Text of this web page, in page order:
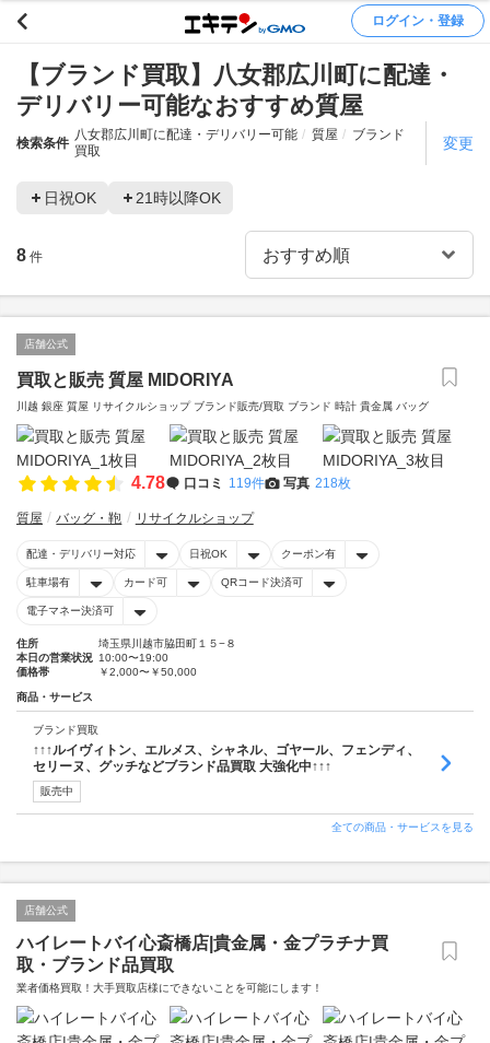
ログイン・登録
【ブランド買取】八女郡広川町に配達・
デリバリー可能なおすすめ質屋
検索条件
八女郡広川町に配達・デリバリー可能 質屋
ブランド
買取
変更
日祝OK 21時以降OK
8 件
店舗公式
買取と販売 質屋 MIDORIYA
川越 銀座 質屋 リサイクルショップ ブランド販売/買取 ブランド 時計 貴金属 バッグ
4.78 口コミ 119件 写真 218枚
質屋 バッグ・鞄 リサイクルショップ
配達・デリバリー対応 日祝OK クーポン有
駐車場有 カード可 QRコード決済可
電子マネー決済可
住所
埼玉県川越市脇田町１５−８
本日の営業状況 10:00〜19:00
価格帯
￥2,000〜￥50,000
商品・サービス
ブランド買取
↑↑↑ルイヴィトン、エルメス、シャネル、ゴヤール、フェンディ、
セリーヌ、グッチなどブランド品買取 大強化中↑↑↑
販売中
全ての商品・サービスを見る
店舗公式
ハイレートバイ心斎橋店|貴金属・金プラチナ買
取・ブランド品買取
業者価格買取！大手買取店様にできないことを可能にします！